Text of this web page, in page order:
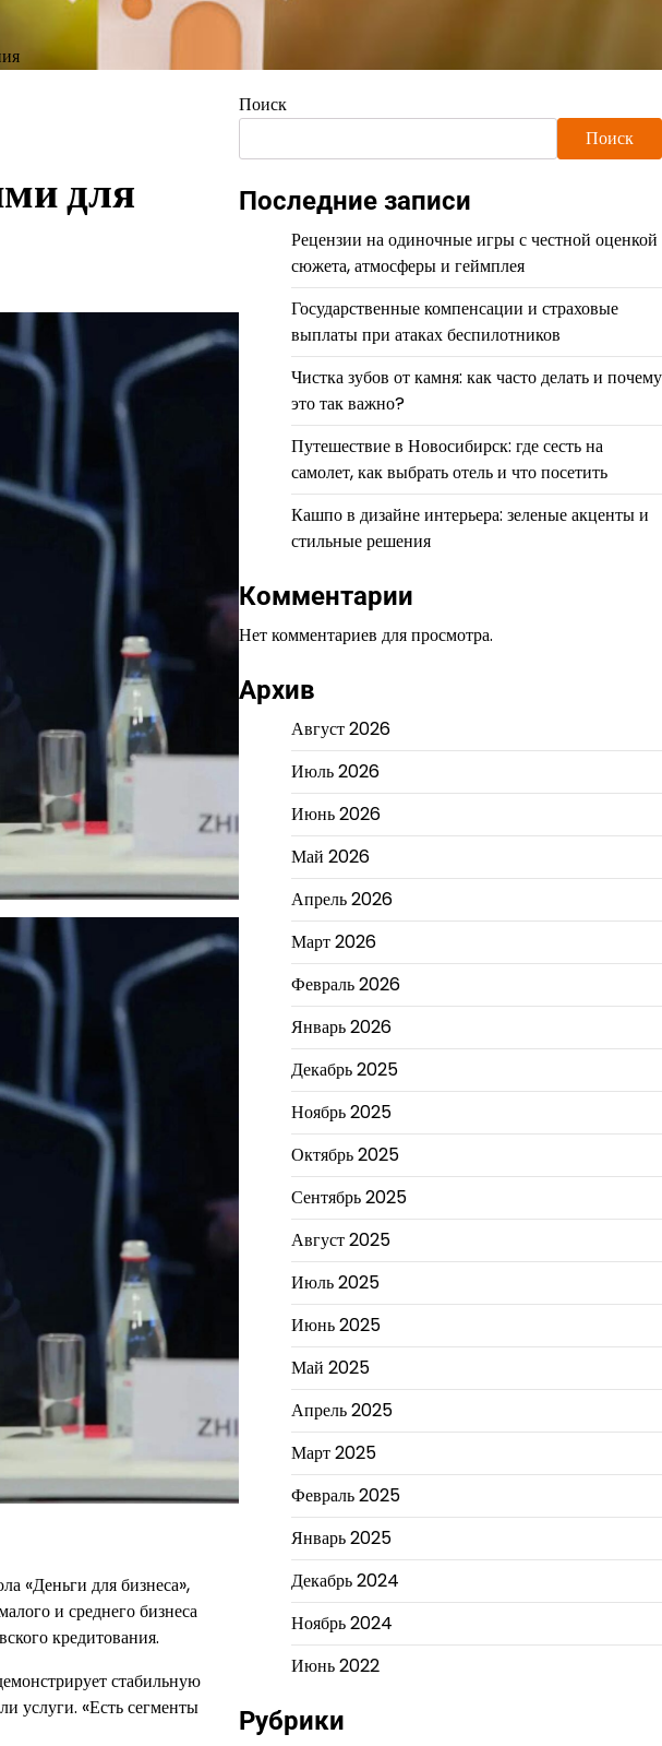
для
«Деньги для бизнеса»,
и среднего бизнеса
кредитования.
стабильную
услуги. «Есть сегменты
Поиск
Поиск
Последние записи
Рецензии на одиночные игры с честной оценкой
сюжета, атмосферы и геймплея
Государственные компенсации и страховые
выплаты при атаках беспилотников
Чистка зубов от камня: как часто делать и почему
это так важно?
Путешествие в Новосибирск: где сесть на
самолет, как выбрать отель и что посетить
Кашпо в дизайне интерьера: зеленые акценты и
стильные решения
Комментарии
Нет комментариев для просмотра.
Архив
Август 2026
Июль 2026
Июнь 2026
Май 2026
Апрель 2026
Март 2026
Февраль 2026
Январь 2026
Декабрь 2025
Ноябрь 2025
Октябрь 2025
Сентябрь 2025
Август 2025
Июль 2025
Июнь 2025
Май 2025
Апрель 2025
Март 2025
Февраль 2025
Январь 2025
Декабрь 2024
Ноябрь 2024
Июнь 2022
Рубрики